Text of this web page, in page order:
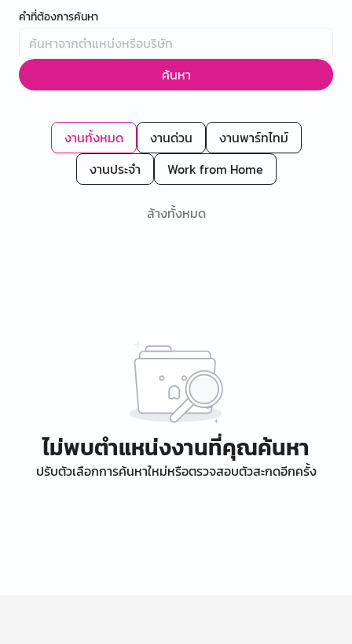
คำที่ต้องการค้นหา
ค้นหา
งานทั้งหมด งานด่วน
งานพาร์ทไทม์
งานประจำ
Work from Home
ล้างทั้งหมด
ไม่พบตำแหน่งงานที่คุณค้นหา
ปรับตัวเลือกการค้นหาใหม่หรือตรวจสอบตัวสะกดอีกครั้ง